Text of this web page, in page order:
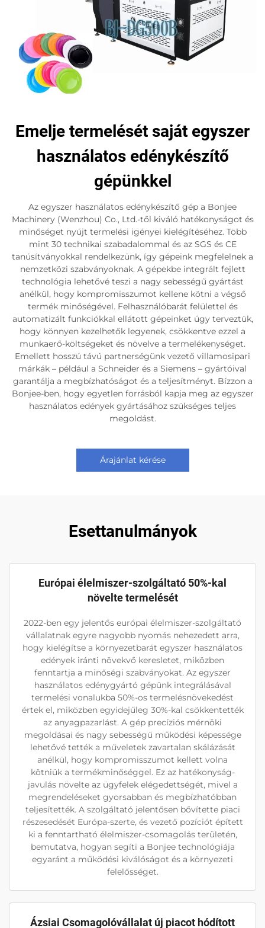
Emelje termelését saját egyszer
használatos edénykészítő
gépünkkel
Az egyszer használatos edénykészítő gép a Bonjee
Machinery (Wenzhou) Co., Ltd.-től kiváló hatékonyságot és
minőséget nyújt termelési igényei kielégítéséhez. Több
mint 30 technikai szabadalommal és az SGS és CE
tanúsítványokkal rendelkezünk, így gépeink megfelelnek a
nemzetközi szabványoknak. A gépekbe integrált fejlett
technológia lehetővé teszi a nagy sebességű gyártást
anélkül, hogy kompromisszumot kellene kötni a végső
termék minőségével. Felhasználóbarát felülettel és
automatizált funkciókkal ellátott gépeinket úgy terveztük,
hogy könnyen kezelhetők legyenek, csökkentve ezzel a
munkaerő-költségeket és növelve a termelékenységet.
Emellett hosszú távú partnerségünk vezető villamosipari
márkák – például a Schneider és a Siemens – gyártóival
garantálja a megbízhatóságot és a teljesítményt. Bízzon a
Bonjee-ben, hogy egyetlen forrásból kapja meg az egyszer
használatos edények gyártásához szükséges teljes
megoldást.
Árajánlat kérése
Esettanulmányok
Európai élelmiszer-szolgáltató 50%-kal
növelte termelését
2022-ben egy jelentős európai élelmiszer-szolgáltató
vállalatnak egyre nagyobb nyomás nehezedett arra,
hogy kielégítse a környezetbarát egyszer használatos
edények iránti növekvő keresletet, miközben
fenntartja a minőségi szabványokat. Az egyszer
használatos edénygyártó gépünk integrálásával
termelési vonalukba 50%-os termelésnövekedést
értek el, miközben egyidejűleg 30%-kal csökkentették
az anyagpazarlást. A gép precíziós mérnöki
megoldásai és nagy sebességű működési képessége
lehetővé tették a műveletek zavartalan skálázását
anélkül, hogy kompromisszumot kellett volna
kötniük a termékminőséggel. Ez az hatékonyság-
javulás növelte az ügyfelek elégedettségét, mivel a
megrendeléseket gyorsabban és megbízhatóbban
teljesítették. A szolgáltató jelentősen bővítette piaci
részesedését Európa-szerte, és vezető pozíciót épített
ki a fenntartható élelmiszer-csomagolás területén,
bemutatva, hogyan segíti a Bonjee technológiája
egyaránt a működési kiválóságot és a környezeti
felelősséget.
Ázsiai Csomagolóvállalat új piacot hódított